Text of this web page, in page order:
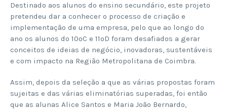
Destinado aos alunos do ensino secundário, este projeto
pretendeu dar a conhecer o processo de criação e
implementação de uma empresa, pelo que ao longo do
ano os alunos do 10ºC e 11ºD foram desafiados a gerar
conceitos de ideias de negócio, inovadoras, sustentáveis
e com impacto na Região Metropolitana de Coimbra.
Assim, depois da seleção a que as várias propostas foram
sujeitas e das várias eliminatórias superadas, foi então
que as alunas Alice Santos e Maria João Bernardo,